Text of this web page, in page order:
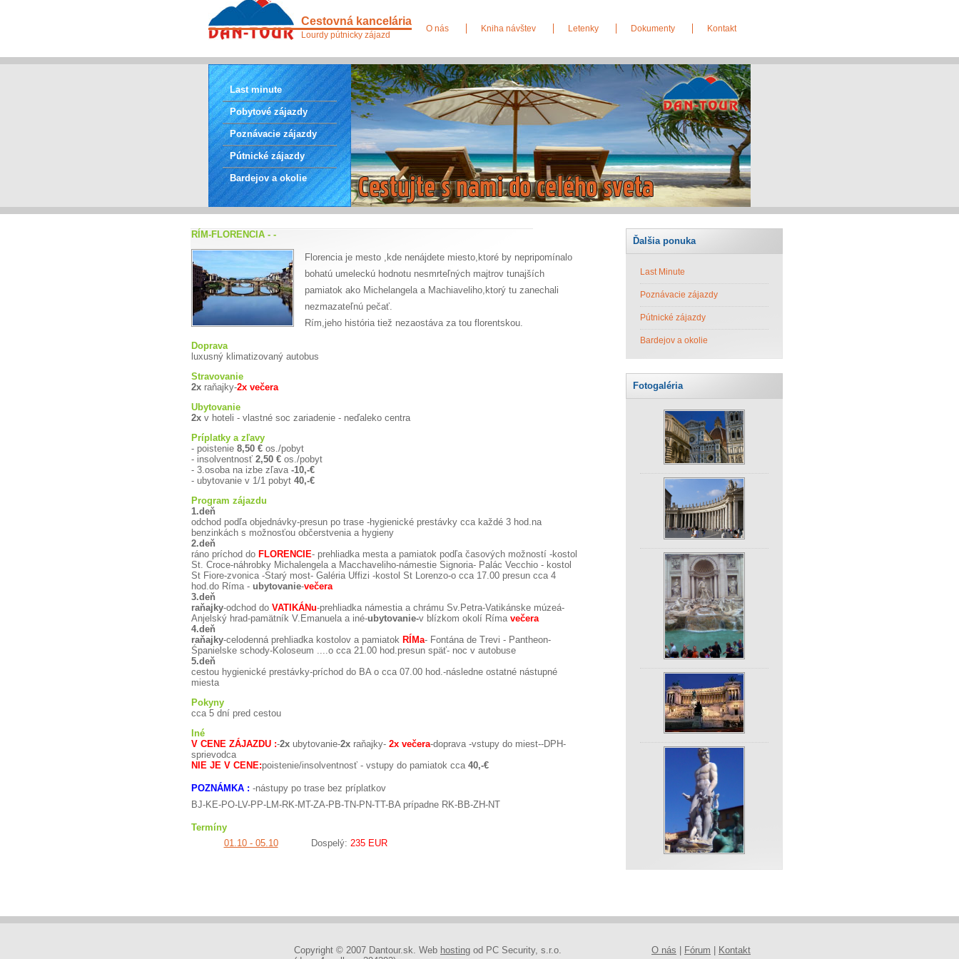
Cestovná kancelária
Lourdy pútnicky zájazd
O nás Kniha návštev Letenky Dokumenty Kontakt
Last minute
Pobytové zájazdy
Poznávacie zájazdy
Pútnické zájazdy
Bardejov a okolie
RÍM-FLORENCIA - -
Florencia je mesto ,kde nenájdete miesto,ktoré by nepripomínalo
bohatú umeleckú hodnotu nesmrteľných majtrov tunajších
pamiatok ako Michelangela a Machiaveliho,ktorý tu zanechali
nezmazateľnú pečať.
Rím,jeho história tiež nezaostáva za tou florentskou.
Doprava
luxusný klimatizovaný autobus
Stravovanie
2x raňajky-2x večera
Ubytovanie
2x v hoteli - vlastné soc zariadenie - neďaleko centra
Príplatky a zľavy
- poistenie 8,50 € os./pobyt
- insolventnosť 2,50 € os./pobyt
- 3.osoba na izbe zľava -10,-€
- ubytovanie v 1/1 pobyt 40,-€
Program zájazdu
1.deň
odchod podľa objednávky-presun po trase -hygienické prestávky cca každé 3 hod.na
benzinkách s možnosťou občerstvenia a hygieny
2.deň
ráno príchod do FLORENCIE- prehliadka mesta a pamiatok podľa časových možností -kostol
St. Croce-náhrobky Michalengela a Macchaveliho-námestie Signoria- Palác Vecchio - kostol
St Fiore-zvonica -Starý most- Galéria Uffizi -kostol St Lorenzo-o cca 17.00 presun cca 4
hod.do Ríma - ubytovanie-večera
3.deň
raňajky-odchod do VATIKÁNu-prehliadka námestia a chrámu Sv.Petra-Vatikánske múzeá-
Anjelský hrad-pamätník V.Emanuela a iné-ubytovanie-v blízkom okolí Ríma večera
4.deň
raňajky-celodenná prehliadka kostolov a pamiatok RÍMa- Fontána de Trevi - Pantheon-
Śpanielske schody-Koloseum ....o cca 21.00 hod.presun späť- noc v autobuse
5.deň
cestou hygienické prestávky-príchod do BA o cca 07.00 hod.-následne ostatné nástupné
miesta
Pokyny
cca 5 dní pred cestou
Iné
V CENE ZÁJAZDU :-2x ubytovanie-2x raňajky- 2x večera-doprava -vstupy do miest--DPH-
sprievodca
NIE JE V CENE:poistenie/insolventnosť - vstupy do pamiatok cca 40,-€
POZNÁMKA : -nástupy po trase bez príplatkov
BJ-KE-PO-LV-PP-LM-RK-MT-ZA-PB-TN-PN-TT-BA prípadne RK-BB-ZH-NT
Termíny
01.10 - 05.10
Dospelý: 235 EUR
Ďalšia ponuka
Last Minute
Poznávacie zájazdy
Pútnické zájazdy
Bardejov a okolie
Fotogaléria
Copyright © 2007 Dantour.sk. Web hosting od PC Security, s.r.o.
O nás Fórum Kontakt